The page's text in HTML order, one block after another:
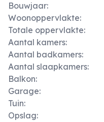
Bouwjaar:
Woonoppervlakte:
Totale oppervlakte:
Aantal kamers:
Aantal badkamers:
Aantal slaapkamers:
Balkon:
Garage:
Tuin:
Opslag: